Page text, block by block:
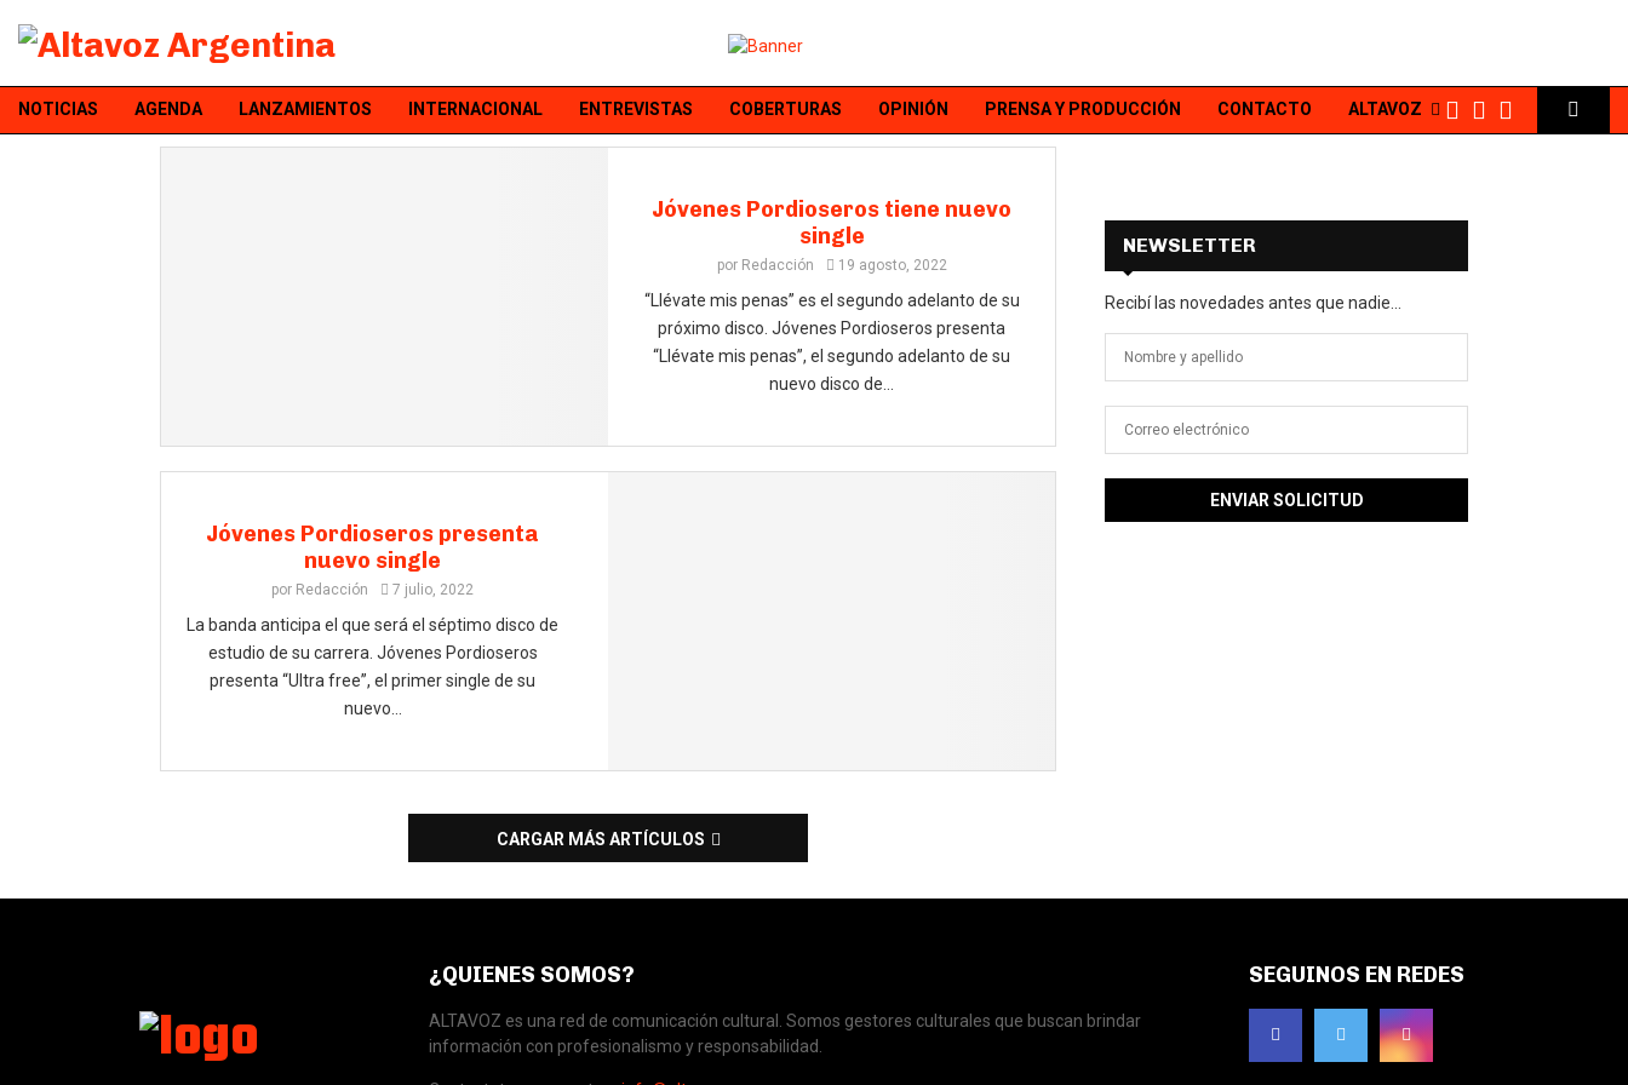
NOTICIAS AGENDA LANZAMIENTOS INTERNACIONAL ENTREVISTAS COBERTURAS OPINIÓN PRENSA Y PRODUCCIÓN CONTACTO ALTAVOZ
Jóvenes Pordioseros tiene nuevo
single
por Redacción 19 agosto, 2022
“Llévate mis penas” es el segundo adelanto de su
próximo disco. Jóvenes Pordioseros presenta
“Llévate mis penas”, el segundo adelanto de su
nuevo disco de...
Jóvenes Pordioseros presenta
nuevo single
por Redacción 7 julio, 2022
La banda anticipa el que será el séptimo disco de
estudio de su carrera. Jóvenes Pordioseros
presenta “Ultra free”, el primer single de su
nuevo...
CARGAR MÁS ARTÍCULOS
NEWSLETTER
Recibí las novedades antes que nadie...
¿QUIENES SOMOS?
ALTAVOZ es una red de comunicación cultural. Somos gestores culturales que buscan brindar
información con profesionalismo y responsabilidad.
SEGUINOS EN REDES